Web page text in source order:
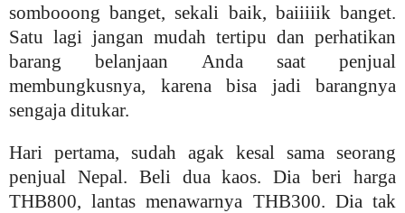
sombooong banget, sekali baik, baiiiiik banget.
Satu lagi jangan mudah tertipu dan perhatikan
barang belanjaan Anda saat penjual
membungkusnya, karena bisa jadi barangnya
sengaja ditukar.
Hari pertama, sudah agak kesal sama seorang
penjual Nepal. Beli dua kaos. Dia beri harga
THB800, lantas menawarnya THB300. Dia tak